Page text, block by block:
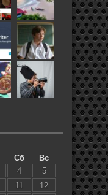
Сб
Вс
4
5
11
12